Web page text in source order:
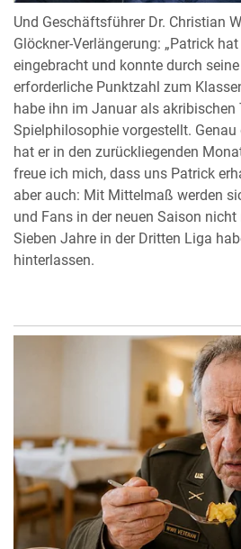
Und Geschäftsführer Dr. Christian
Glöckner-Verlängerung: „Patrick hat
eingebracht und konnte durch
erforderliche Punktzahl zum
habe ihn im Januar als akribischen
Spielphilosophie vorgestellt.
hat er in den zurückliegenden
freue ich mich, dass uns Patrick
aber auch: Mit Mittelmaß werden
und Fans in der neuen Saison
Sieben Jahre in der Dritten Liga
hinterlassen.